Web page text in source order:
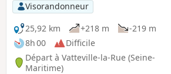
Visorandonneur
25,92 km
+218 m
-219 m
8h 00
Difficile
Départ à Vatteville-la-Rue (Seine-
Maritime)